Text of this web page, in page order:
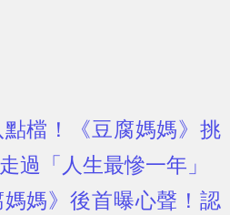
檔！《豆腐媽媽》挑
「人生最慘一年」
媽》後首曝心聲！認